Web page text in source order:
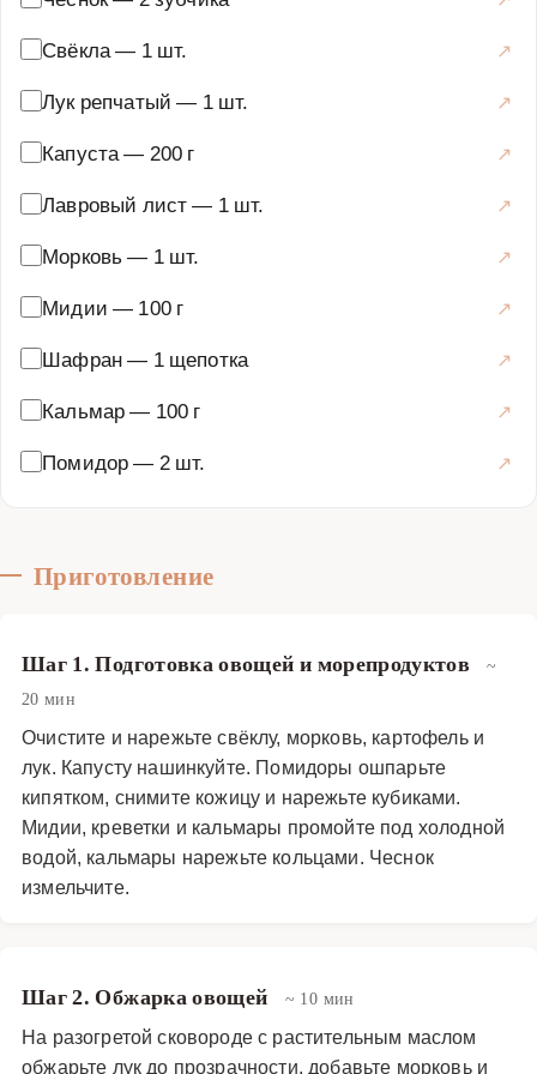
Свёкла— 1 шт.
Лук репчатый — 1 шт.
Капуста— 200 г
Лавровый лист— 1 шт.
Морковь — 1 шт.
Мидии — 100 г
Шафран— 1 щепотка
Кальмар— 100 г
Помидор— 2 шт.
Приготовление
Шаг 1. Подготовка овощей и морепродуктов
~
20 мин
Очистите и нарежьте свёклу, морковь, картофель и
лук. Капусту нашинкуйте. Помидоры ошпарьте
кипятком, снимите кожицу и нарежьте кубиками.
Мидии, креветки и кальмары промойте под холодной
водой, кальмары нарежьте кольцами. Чеснок
измельчите.
Шаг 2. Обжарка овощей ~ 10 мин
На разогретой сковороде с растительным маслом
обжарьте лук до прозрачности, добавьте морковь и